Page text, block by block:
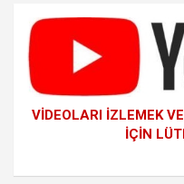
VİDEOLARI İZLEMEK
İÇİN